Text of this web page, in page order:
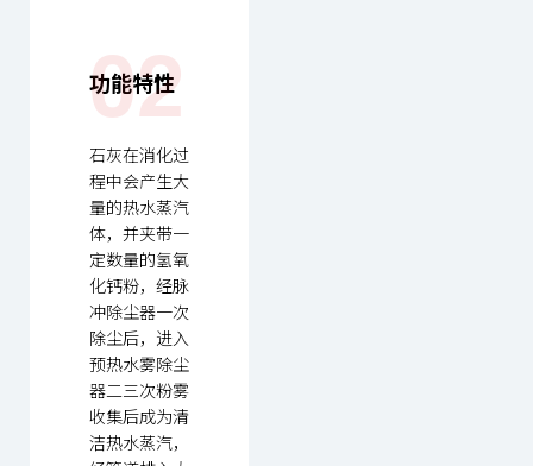
02
功能特性
石灰在消化过
程中会产生大
量的热水蒸汽
体，并夹带一
定数量的氢氧
化钙粉，经脉
冲除尘器一次
除尘后，进入
预热水雾除尘
器二三次粉雾
收集后成为清
洁热水蒸汽，